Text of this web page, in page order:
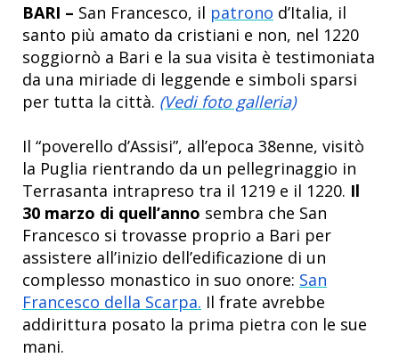
BARI – San Francesco, il patrono d’Italia, il
santo più amato da cristiani e non, nel 1220
soggiornò a Bari e la sua visita è testimoniata
da una miriade di leggende e simboli sparsi
per tutta la città. (Vedi foto galleria)
Il “poverello d’Assisi”, all’epoca 38enne, visitò
la Puglia rientrando da un pellegrinaggio in
Terrasanta intrapreso tra il 1219 e il 1220. Il
30 marzo di quell’anno sembra che San
Francesco si trovasse proprio a Bari per
assistere all’inizio dell’edificazione di un
complesso monastico in suo onore: San
Francesco della Scarpa. Il frate avrebbe
addirittura posato la prima pietra con le sue
mani.